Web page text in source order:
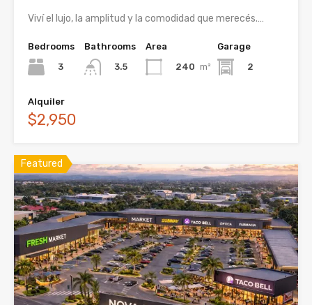
Viví el lujo, la amplitud y la comodidad que merecés.…
Bedrooms
3
Bathrooms
3.5
Area
240 m²
Garage
2
Alquiler
$2,950
Featured